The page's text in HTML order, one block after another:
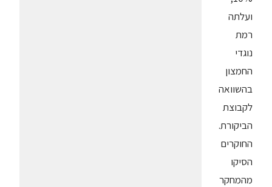
ועלתה
רמת
נוגדי
החמצון
בהשוואה
לקבוצת
הביקורת.
החוקרים
הסיקו
מהמחקר